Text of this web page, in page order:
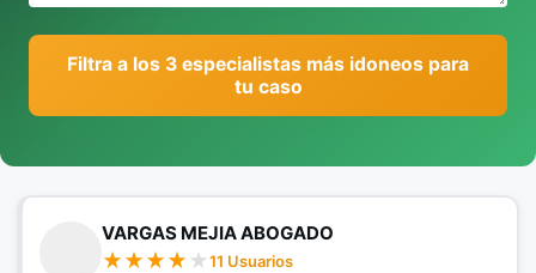
Filtra a los 3 especialistas más idoneos para
tu caso
VARGAS MEJIA ABOGADO
11 Usuarios